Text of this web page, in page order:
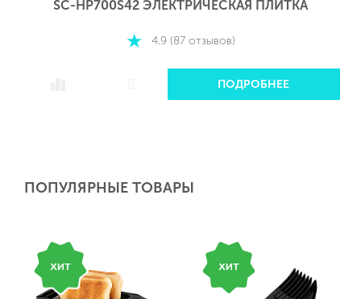
SC-HP700S42 ЭЛЕКТРИЧЕСКАЯ ПЛИТКА
4.9 (87 отзывов)
ПОДРОБНЕЕ
ПОПУЛЯРНЫЕ ТОВАРЫ